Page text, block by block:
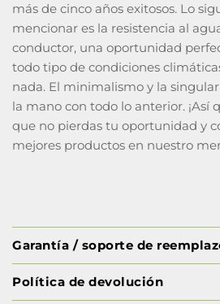
más de cinco años exitosos. Lo
mencionar es la resistencia al
conductor, una oportunidad
todo tipo de condiciones
nada. El minimalismo y la
la mano con todo lo anterior. ¡Así
que no pierdas tu oportunidad y
mejores productos en nuestro
Garantía / soporte de
Política de devolución